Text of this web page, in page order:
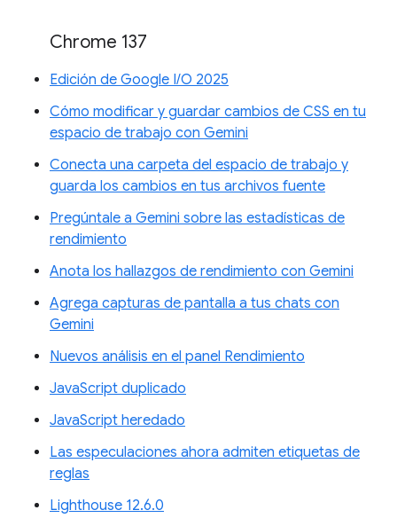
Chrome 137
Edición de Google I/O 2025
Cómo modificar y guardar cambios de CSS en tu
espacio de trabajo con Gemini
Conecta una carpeta del espacio de trabajo y
guarda los cambios en tus archivos fuente
Pregúntale a Gemini sobre las estadísticas de
rendimiento
Anota los hallazgos de rendimiento con Gemini
Agrega capturas de pantalla a tus chats con
Gemini
Nuevos análisis en el panel Rendimiento
JavaScript duplicado
JavaScript heredado
Las especulaciones ahora admiten etiquetas de
reglas
Lighthouse 12.6.0